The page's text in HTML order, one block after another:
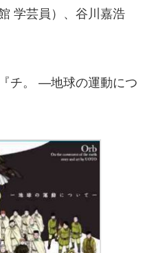
学芸員）、谷川嘉浩
チ。 —地球の運動につ